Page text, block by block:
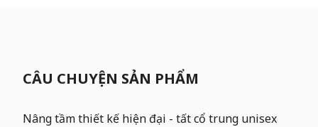
CÂU CHUYỆN SẢN PHẨM
Nâng tầm thiết kế hiện đại - tất cổ trung unisex